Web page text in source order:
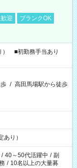
迎
ブランクOK
） ■初勤務手当あり
/ 高田馬場駅から徒歩
り）
/ 40～50代活躍中 / 副
/ 10名以上の大量募